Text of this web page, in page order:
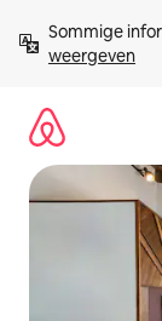
direct
naar
Sommige
weergeven